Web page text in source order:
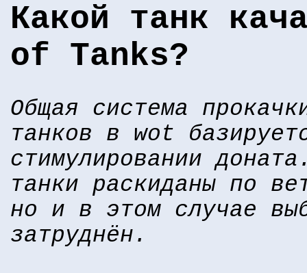
Какой танк
of Tanks?
Общая система
танков в wot
стимулировании
танки раскиданы по
но и в этом случае
затруднён.